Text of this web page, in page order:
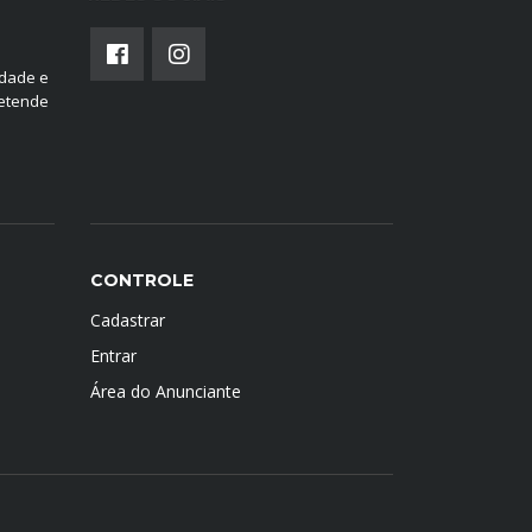
e
CONTROLE
Cadastrar
Entrar
Área do Anunciante